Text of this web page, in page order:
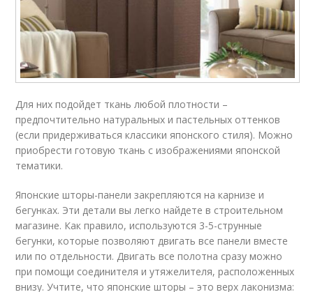
Для них подойдет ткань любой плотности –
предпочтительно натуральных и пастельных оттенков
(если придерживаться классики японского стиля). Можно
приобрести готовую ткань с изображениями японской
тематики.
Японские шторы-панели закрепляются на карнизе и
бегунках. Эти детали вы легко найдете в строительном
магазине. Как правило, используются 3-5-струнные
бегунки, которые позволяют двигать все панели вместе
или по отдельности. Двигать все полотна сразу можно
при помощи соединителя и утяжелителя, расположенных
внизу. Учтите, что японские шторы – это верх лаконизма: